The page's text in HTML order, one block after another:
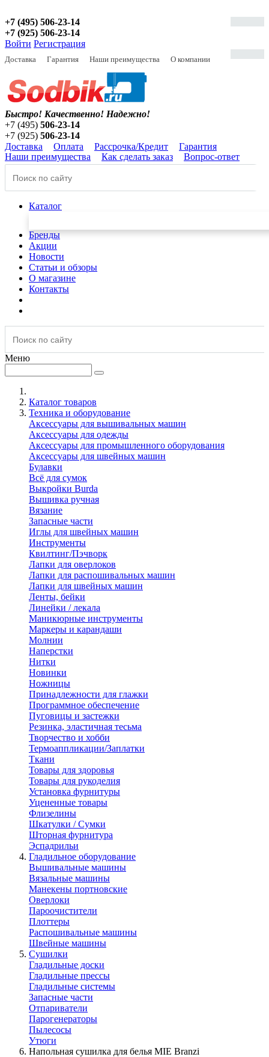
+7 (495) 506-23-14
+7 (925) 506-23-14
Войти Регистрация
Доставка Гарантия Наши преимущества О компании
Быстро! Качественно! Надежно!
+7 (495) 506-23-14
+7 (925) 506-23-14
Доставка
Оплата Рассрочка/Кредит
Гарантия
Наши преимущества
Как сделать заказ Вопрос-ответ
Каталог
Бренды
Акции
Новости
Статьи и обзоры
О магазине
Контакты
Меню
Каталог товаров
Техника и оборудование
Аксессуары для вышивальных машин
Аксессуары для одежды
Аксессуары для промышленного оборудования
Аксессуары для швейных машин
Булавки
Всё для сумок
Выкройки Burda
Вышивка ручная
Вязание
Запасные части
Иглы для швейных машин
Инструменты
Квилтинг/Пэчворк
Лапки для оверлоков
Лапки для распошивальных машин
Лапки для швейных машин
Ленты, бейки
Линейки / лекала
Маникюрные инструменты
Маркеры и карандаши
Молнии
Наперстки
Нитки
Новинки
Ножницы
Принадлежности для глажки
Программное обеспечение
Пуговицы и застежки
Резинка, эластичная тесьма
Творчество и хобби
Термоаппликации/Заплатки
Ткани
Товары для здоровья
Товары для рукоделия
Установка фурнитуры
Уцененные товары
Флизелины
Шкатулки / Сумки
Шторная фурнитура
Эспадрильи
Гладильное оборудование
Вышивальные машины
Вязальные машины
Манекены портновские
Оверлоки
Пароочистители
Плоттеры
Распошивальные машины
Швейные машины
Сушилки
Гладильные доски
Гладильные прессы
Гладильные системы
Запасные части
Отпариватели
Парогенераторы
Пылесосы
Утюги
Напольная сушилка для белья MIE Branzi